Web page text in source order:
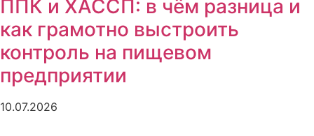
ППК и ХАССП: в чём разница и
как грамотно выстроить
контроль на пищевом
предприятии
10.07.2026